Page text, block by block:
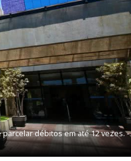
débitos em até 12 vezes. -